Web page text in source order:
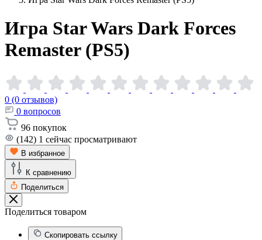
Игра Star Wars Dark Forces
Remaster (PS5)
0 (0 отзывов)
0 вопросов
96 покупок
(142) 1 сейчас просматривают
В избранное
К сравнению
Поделиться
Поделиться товаром
Скопировать ссылку